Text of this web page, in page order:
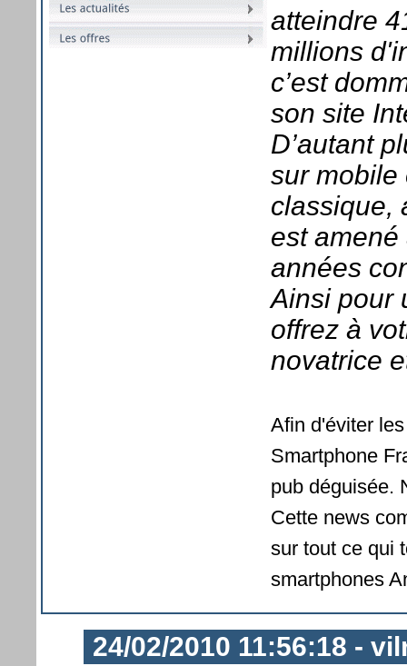
atteindre
millions
c’est
son site
D’autant
sur mobile
classique,
est
années
Ainsi pour
offrez à
novatrice
Afin d'éviter
Smartphone
pub déguisée.
Cette news
sur tout ce qui
smartphones
24/02/2010 11:56:18 -